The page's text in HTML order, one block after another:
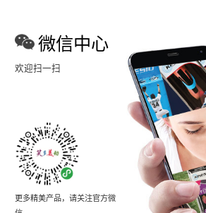
微信中心
欢迎扫一扫
更多精美产品，请关注官方微